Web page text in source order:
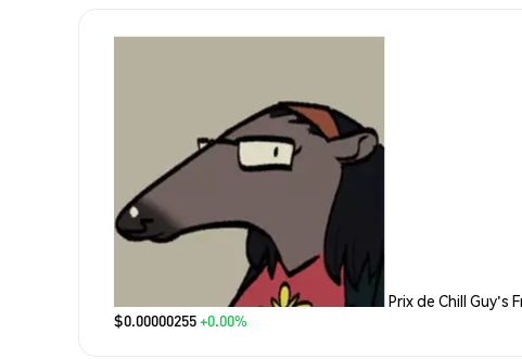
Prix de Chill Guy's
$0.00000255+0.00%